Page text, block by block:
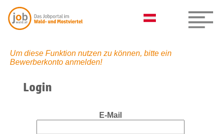
Um diese Funktion nutzen zu können, bitte ein
Bewerberkonto anmelden!
Login
E-Mail